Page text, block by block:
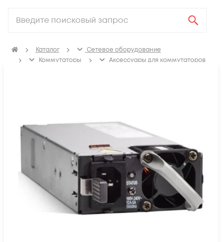
Каталог
Сетевое оборудование
Коммутаторы
Аксессуары для коммутаторов